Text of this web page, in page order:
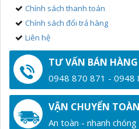
Chính sách thanh toán
Chính sách đổi trả hàng
Liên hệ
TƯ VẤN BÁN
0948 870 871 - 0948
VẬN CHUYỂN
An toàn - nhanh chóng